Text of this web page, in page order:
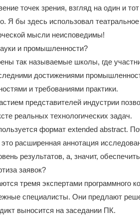
точек зрения, взгляд на один и
Я бы здесь использовал
мысли неисповедимы!
и промышленности?
так называемые школы, где
достижениями
и требованиями практики.
представителей индустрии
реальных технологических задач.
формат extended abstract.
расширенная аннотация
результатов, а, значит,
заявок?
тремя экспертами программного
специалисты. Они предлают
выносится на заседании ПК.